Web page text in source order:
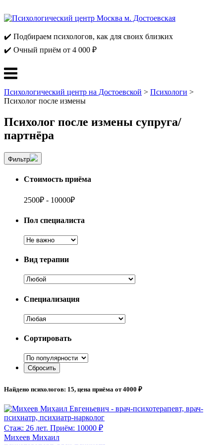
к
✔️ Подбираем психологов, как для своих близких
✔️ Очный приём от 4 000 ₽
Меню
Психологический центр на Достоевской > Психологи >
Психолог после измены
Психолог после измены супруга/
партнёра
Фильтр
Стоимость приёма
2500₽ - 10000₽
Пол специалиста
Вид терапии
Специализация
Сортировать
Найдено психологов: 15, цена приёма от 4000 ₽
Стаж: 26 лет. Приём: 10000 ₽
Михеев Михаил